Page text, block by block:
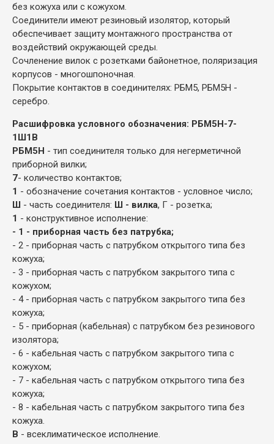
без кожуха или с кожухом.
Соединители имеют резиновый изолятор, который
обеспечивает защиту монтажного пространства от
воздействий окружающей среды.
Сочленение вилок с розетками байонетное, поляризация
корпусов - многошпоночная.
Покрытие контактов в соединителях: РБМ5, РБМ5Н -
серебро.
Расшифровка условного обозначения: РБМ5Н-7-
1Ш1В
РБМ5Н - тип соединителя только для негерметичной
приборной вилки;
7- количество контактов;
1 - обозначение сочетания контактов - условное число;
Ш - часть соединителя: Ш - вилка, Г - розетка;
1 - конструктивное исполнение:
- 1 - приборная часть без патрубка;
- 2 - приборная часть с патрубком открытого типа без
кожуха;
- 3 - приборная часть с патрубком закрытого типа с
кожухом;
- 4 - приборная часть с патрубком закрытого типа без
кожуха;
- 5 - приборная (кабельная) с патрубком без резинового
изолятора;
- 6 - кабельная часть с патрубком закрытого типа с
кожухом;
- 7 - кабельная часть с патрубком открытого типа без
кожуха;
- 8 - кабельная часть с патрубком закрытого типа без
кожуха.
В - всеклиматическое исполнение.